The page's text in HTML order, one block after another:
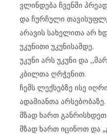
ვლინდება ჩვენში
და ჩურჩული
არავის სახელითა არ
უკუნითი უკუნისამდე.
უკუნი არს უკუნი და
კბილთა ღრჭენით.
ჩემს ლექსებზე ისე
ადამიანთა არსებობაზე.
მზად ხართ
მზად ხართ იცინოთ და